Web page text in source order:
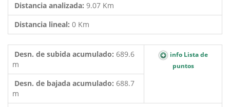
Distancia analizada: 9.07 Km
Distancia lineal: 0 Km
Desn. de subida acumulado: 689.6
m
info Lista de
puntos
Desn. de bajada acumulado: 688.7
m